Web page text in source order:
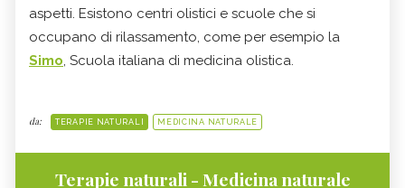
aspetti. Esistono centri olistici e scuole che si
occupano di rilassamento, come per esempio la
Simo, Scuola italiana di medicina olistica.
da: TERAPIE NATURALI MEDICINA NATURALE
Terapie naturali - Medicina naturale